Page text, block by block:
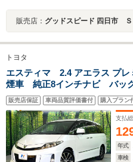
販売店： グッドスピード 四日市
トヨタ
エスティマ 2.4 アエラス プ
煙車 純正8インチナビ バ
両側パワースライド ETC 純
ーズコントロール フルセ
販売店保証 車両品質評価書付 購入プラン
支払
年式
車検